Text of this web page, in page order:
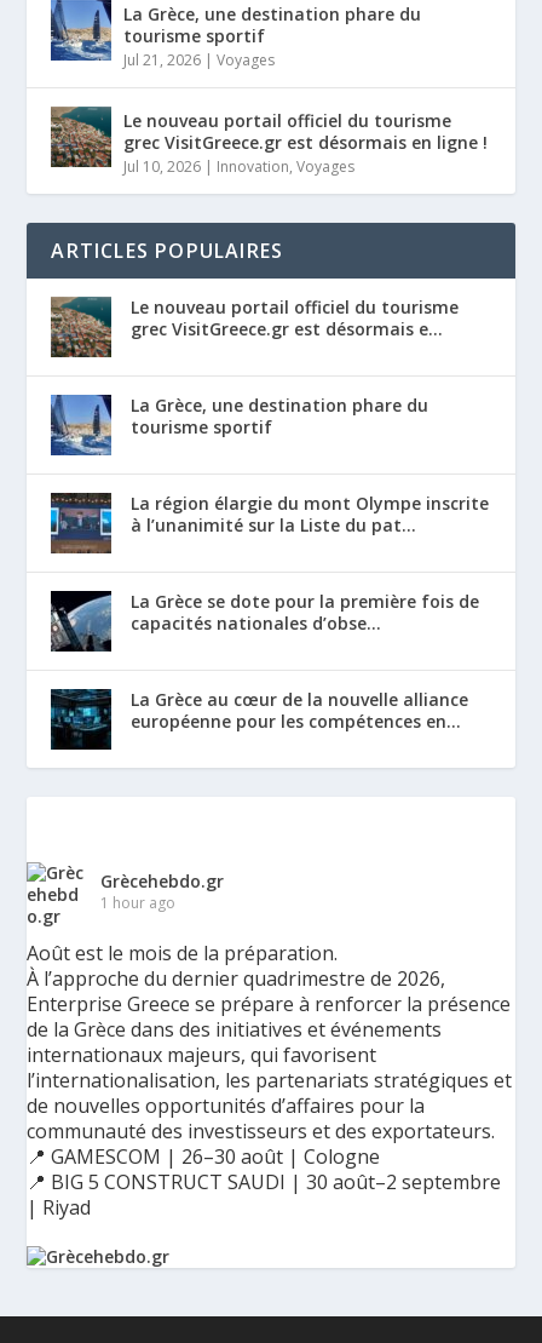
La Grèce, une destination phare du
tourisme sportif
Jul 21, 2026 |Voyages
Le nouveau portail officiel du tourisme
grec VisitGreece.gr est désormais en ligne !
Jul 10, 2026 | Innovation,Voyages
ARTICLES POPULAIRES
Le nouveau portail officiel du tourisme
grec VisitGreece.gr est désormais e...
La Grèce, une destination phare du
tourisme sportif
La région élargie du mont Olympe inscrite
à l’unanimité sur la Liste du pat...
La Grèce se dote pour la première fois de
capacités nationales d’obse...
La Grèce au cœur de la nouvelle alliance
européenne pour les compétences en...
Grècehebdo.gr
1 hour ago
Août est le mois de la préparation.
À l’approche du dernier quadrimestre de 2026,
Enterprise Greece se prépare à renforcer la présence
de la Grèce dans des initiatives et événements
internationaux majeurs, qui favorisent
l’internationalisation, les partenariats stratégiques et
de nouvelles opportunités d’affaires pour la
communauté des investisseurs et des exportateurs.
📍 GAMESCOM | 26–30 août | Cologne
📍 BIG 5 CONSTRUCT SAUDI | 30 août–2 septembre
| Riyad